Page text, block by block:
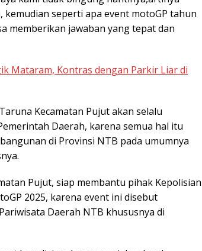
seperti apa event motoGP tahun
memberikan jawaban yang tepat dan
Mataram, Kontras dengan Parkir Liar di
Kecamatan Pujut akan selalu
Daerah, karena semua hal itu
di Provinsi NTB pada umumnya
Pujut, siap membantu pihak Kepolisian
2025, karena event ini disebut
Daerah NTB khususnya di